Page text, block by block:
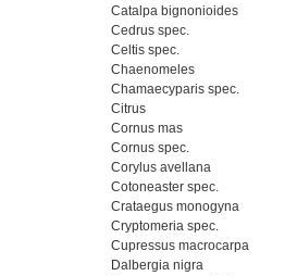
Catalpa bignonioides
Cedrus spec.
Celtis spec.
Chaenomeles
Chamaecyparis spec.
Citrus
Cornus mas
Cornus spec.
Corylus avellana
Cotoneaster spec.
Crataegus monogyna
Cryptomeria spec.
Cupressus macrocarpa
Dalbergia nigra